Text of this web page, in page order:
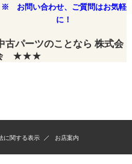
※ お問い合わせ、ご質問はお気軽
に！
古パーツのことなら 株式会
★★★
に関する表示 お店案内